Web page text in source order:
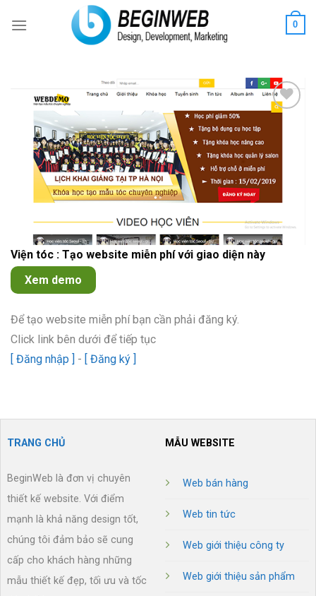
0
Viện tóc : Tạo website miễn phí với giao diện này
Xem demo
Để tạo website miễn phí bạn cần phải đăng ký.
Click link bên dưới để tiếp tục
[ Đăng nhập ]
- [ Đăng ký ]
TRANG CHỦ
BeginWeb là đơn vị chuyên
thiết kế website. Với điểm
mạnh là khả năng design tốt,
chúng tôi đảm bảo sẽ cung
cấp cho khách hàng những
mẫu thiết kế đẹp, tối ưu và tốc
MẪU WEBSITE
Web bán hàng
Web tin tức
Web giới thiệu công ty
Web giới thiệu sản phẩm